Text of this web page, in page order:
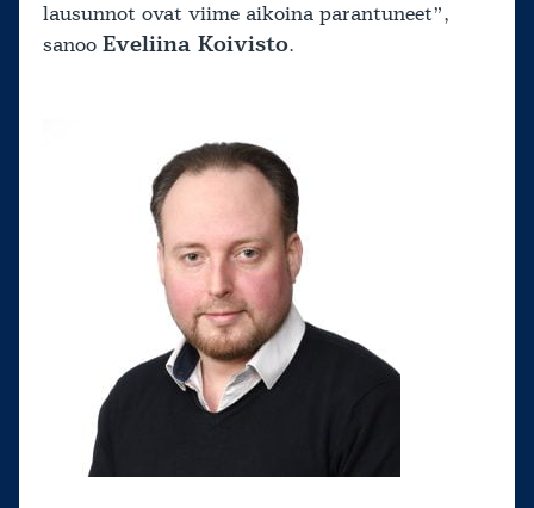
lausunnot ovat viime aikoina parantuneet”,
sanoo Eveliina Koivisto.